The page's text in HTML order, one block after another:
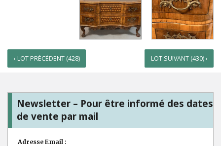
‹ LOT PRÉCÉDENT (428) LOT SUIVANT (430) ›
Newsletter – Pour être informé des dates
de vente par mail
Adresse Email :